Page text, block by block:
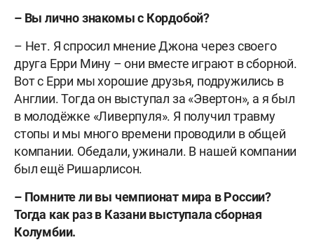
– Вы лично знакомы с Кордобой?
– Нет. Я спросил мнение Джона через своего
друга Ерри Мину – они вместе играют в сборной.
Вот с Ерри мы хорошие друзья, подружились в
Англии. Тогда он выступал за «Эвертон», а я был
в молодёжке «Ливерпуля». Я получил травму
стопы и мы много времени проводили в общей
компании. Обедали, ужинали. В нашей компании
был ещё Ришарлисон.
– Помните ли вы чемпионат мира в России?
Тогда как раз в Казани выступала сборная
Колумбии.